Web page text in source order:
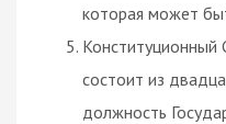
которая может
Конституционный
состоит из
должность